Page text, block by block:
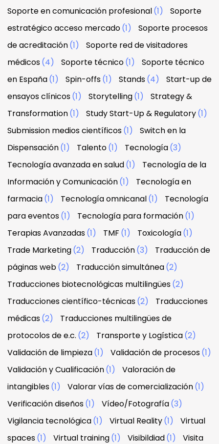
Soporte en comunicación profesional(1)
Soporte
estratégico acceso mercado(1)
Soporte procesos
de acreditación(1)
Soporte red de visitadores
médicos(4) Soporte técnico(1)
Soporte técnico
en España(1) Spin-offs(1) Stands(4)
Start-up de
ensayos clínicos(1) Storytelling(1)
Strategy &
Transformation(1) Study Start-Up & Regulatory(1)
Submission medios científicos(1)
Switch en la
Dispensación(1) Talento(1) Tecnología(3)
Tecnología avanzada en salud(1)
Tecnología de la
Información y Comunicación(1)
Tecnología en
farmacia(1) Tecnología omnicanal(1)
Tecnología
para eventos(1) Tecnología para formación(1)
Terapias Avanzadas(1) TMF (1) Toxicología(1)
Trade Marketing(2) Traducción(3)
Traducción de
páginas web(2) Traducción simultánea(2)
Traducciones biotecnológicas multilingües(2)
Traducciones científico-técnicas(2)
Traducciones
médicas(2)
Traducciones multilingües de
protocolos de e.c. (2) Transporte y Logística(2)
Validación de limpieza(1) Validación de procesos(1)
Validación y Cualificación(1)
Valoración de
intangibles(1) Valorar vías de comercialización(1)
Verificación diseños(1) Vídeo/Fotografía(3)
Vigilancia tecnológica(1) Virtual Reality(1)
Virtual
spaces(1) Virtual training(1) Visibildiad(1)
Visita